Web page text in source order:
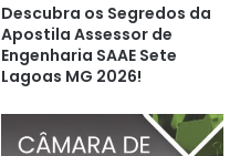
Descubra os Segredos da
Apostila Assessor de
Engenharia SAAE Sete
Lagoas MG 2026!